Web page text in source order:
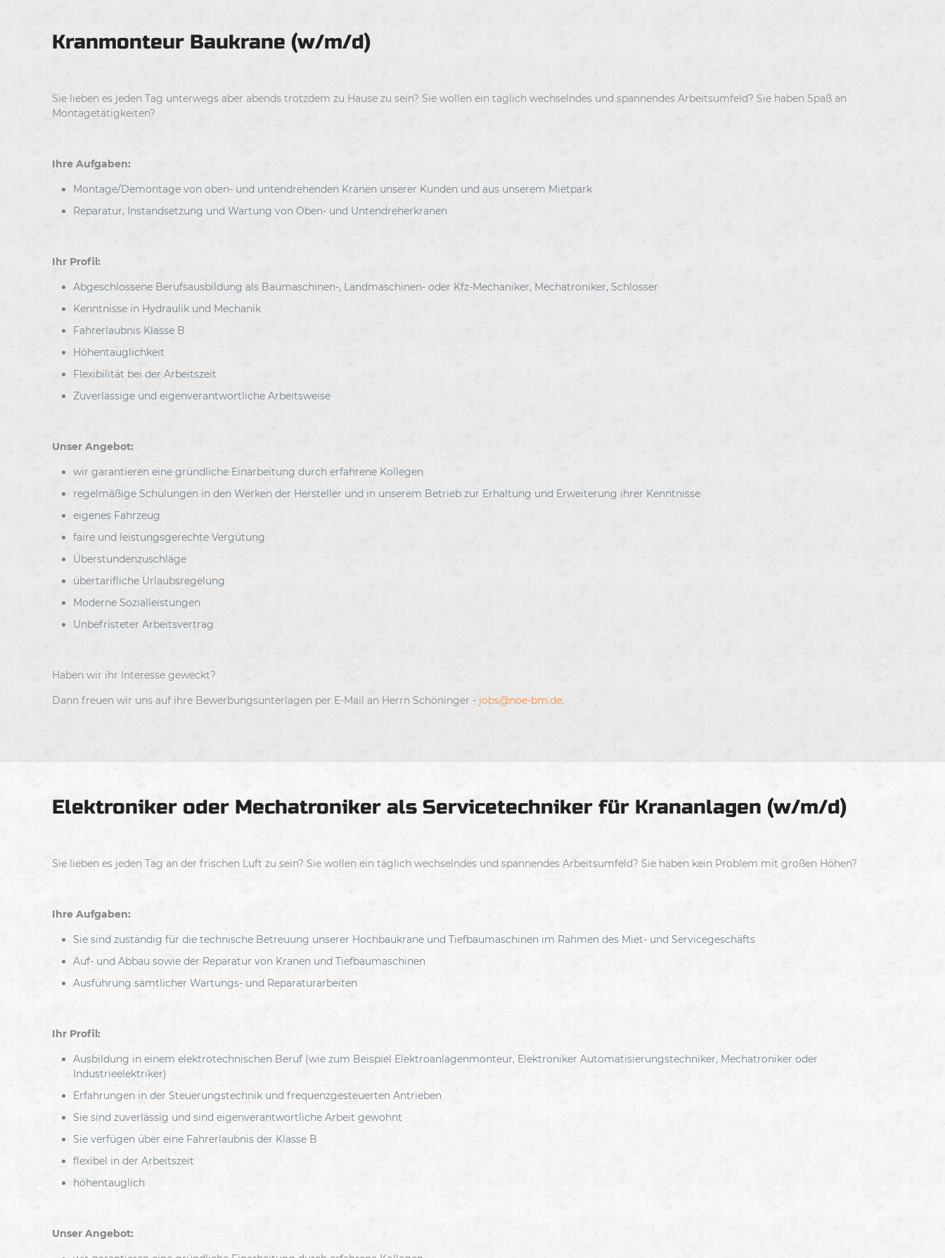
Kranmonteur Baukrane (w/m/d)
Sie lieben es jeden Tag unterwegs aber abends trotzdem zu Hause zu sein? Sie wollen ein täglich wechselndes und spannendes Arbeitsumfeld? Sie haben Spaß an
Montagetätigkeiten?
Ihre Aufgaben:
Montage/Demontage von oben- und untendrehenden Kranen unserer Kunden und aus unserem Mietpark
Reparatur, Instandsetzung und Wartung von Oben- und Untendreherkranen
Ihr Profil:
Abgeschlossene Berufsausbildung als Baumaschinen-, Landmaschinen- oder Kfz-Mechaniker, Mechatroniker, Schlosser
Kenntnisse in Hydraulik und Mechanik
Fahrerlaubnis Klasse B
Höhentauglichkeit
Flexibilität bei der Arbeitszeit
Zuverlässige und eigenverantwortliche Arbeitsweise
Unser Angebot:
wir garantieren eine gründliche Einarbeitung durch erfahrene Kollegen
regelmäßige Schulungen in den Werken der Hersteller und in unserem Betrieb zur Erhaltung und Erweiterung ihrer Kenntnisse
eigenes Fahrzeug
faire und leistungsgerechte Vergütung
Überstundenzuschläge
übertarifliche Urlaubsregelung
Moderne Sozialleistungen
Unbefristeter Arbeitsvertrag
Haben wir ihr Interesse geweckt?
Dann freuen wir uns auf ihre Bewerbungsunterlagen per E-Mail an Herrn Schöninger - jobs@noe-bm.de.
Elektroniker oder Mechatroniker als Servicetechniker für Krananlagen (w/m/d)
Sie lieben es jeden Tag an der frischen Luft zu sein? Sie wollen ein täglich wechselndes und spannendes Arbeitsumfeld? Sie haben kein Problem mit großen Höhen?
Ihre Aufgaben:
Sie sind zuständig für die technische Betreuung unserer Hochbaukrane und Tiefbaumaschinen im Rahmen des Miet- und Servicegeschäfts
Auf- und Abbau sowie der Reparatur von Kranen und Tiefbaumaschinen
Ausführung sämtlicher Wartungs- und Reparaturarbeiten
Ihr Profil:
Ausbildung in einem elektrotechnischen Beruf (wie zum Beispiel Elektroanlagenmonteur, Elektroniker Automatisierungstechniker, Mechatroniker oder
Industrieelektriker)
Erfahrungen in der Steuerungstechnik und frequenzgesteuerten Antrieben
Sie sind zuverlässig und sind eigenverantwortliche Arbeit gewohnt
Sie verfügen über eine Fahrerlaubnis der Klasse B
flexibel in der Arbeitszeit
höhentauglich
Unser Angebot: